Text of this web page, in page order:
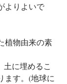
よりよいで
植物由来の素
に埋めるこ
ます。(地球に